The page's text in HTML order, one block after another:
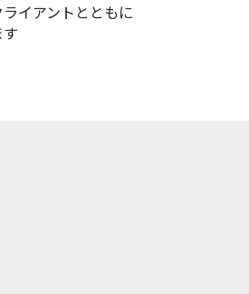
イアントとともに